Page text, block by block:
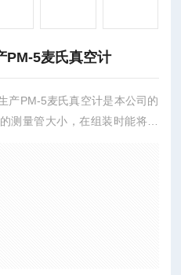
PM-5麦氏真空计
产PM-5麦氏真空计是本公司的
测量管大小，在组装时能将其
改用金属结构制作，提高了使